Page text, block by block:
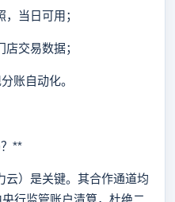
当日可用；
交易数据；
账自动化。
**
）是关键。其合作通道均
行监管账户清算，杜绝二